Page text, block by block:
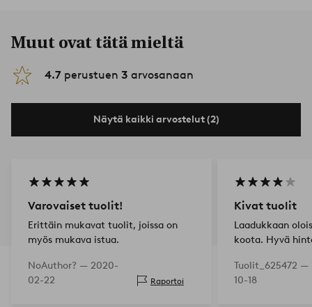
Muut ovat tätä mieltä
4.7 perustuen 3 arvosanaan
Näytä kaikki arvostelut (2)
Varovaiset tuolit!
Erittäin mukavat tuolit, joissa on
myös mukava istua.
NoAuthor? — 2020-
02-22
Raportoi
Kivat tuolit
Laadukkaan
koota. Hyvä
Tuolit_625472 —
10-18